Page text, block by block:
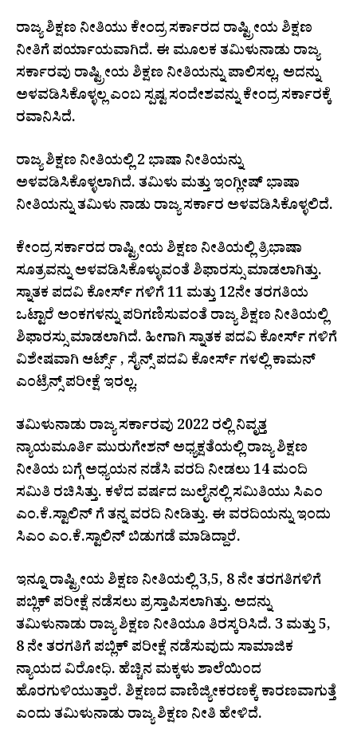
ರಾಜ್ಯ ಶಿಕ್ಷಣ ನೀತಿಯು ಕೇಂದ್ರ ಸರ್ಕಾರದ ರಾಷ್ಟ್ರೀಯ ಶಿಕ್ಷಣ
ನೀತಿಗೆ ಪರ್ಯಾಯವಾಗಿದೆ. ಈ ಮೂಲಕ ತಮಿಳುನಾಡು ರಾಜ್ಯ
ಸರ್ಕಾರವು ರಾಷ್ಟ್ರೀಯ ಶಿಕ್ಷಣ ನೀತಿಯನ್ನು ಪಾಲಿಸಲ್ಲ, ಅದನ್ನು
ಅಳವಡಿಸಿಕೊಳ್ಳಲ್ಲ ಎಂಬ ಸ್ಪಷ್ಟ ಸಂದೇಶವನ್ನು ಕೇಂದ್ರ ಸರ್ಕಾರಕ್ಕೆ
ರವಾನಿಸಿದೆ.
ರಾಜ್ಯ ಶಿಕ್ಷಣ ನೀತಿಯಲ್ಲಿ 2 ಭಾಷಾ ನೀತಿಯನ್ನು
ಅಳವಡಿಸಿಕೊಳ್ಳಲಾಗಿದೆ. ತಮಿಳು ಮತ್ತು ಇಂಗ್ಲೀಷ್ ಭಾಷಾ
ನೀತಿಯನ್ನು ತಮಿಳು ನಾಡು ರಾಜ್ಯ ಸರ್ಕಾರ ಅಳವಡಿಸಿಕೊಳ್ಳಲಿದೆ.
ಕೇಂದ್ರ ಸರ್ಕಾರದ ರಾಷ್ಟ್ರೀಯ ಶಿಕ್ಷಣ ನೀತಿಯಲ್ಲಿ ತ್ರಿಭಾಷಾ
ಸೂತ್ರವನ್ನು ಅಳವಡಿಸಿಕೊಳ್ಳುವಂತೆ ಶಿಫಾರಸ್ಸು ಮಾಡಲಾಗಿತ್ತು.
ಸ್ನಾತಕ ಪದವಿ ಕೋರ್ಸ್ ಗಳಿಗೆ 11 ಮತ್ತು 12ನೇ ತರಗತಿಯ
ಒಟ್ಟಾರೆ ಅಂಕಗಳನ್ನು ಪರಿಗಣಿಸುವಂತೆ ರಾಜ್ಯ ಶಿಕ್ಷಣ ನೀತಿಯಲ್ಲಿ
ಶಿಫಾರಸ್ಸು ಮಾಡಲಾಗಿದೆ. ಹೀಗಾಗಿ ಸ್ನಾತಕ ಪದವಿ ಕೋರ್ಸ್ ಗಳಿಗೆ
ವಿಶೇಷವಾಗಿ ಆರ್ಟ್ಸ್ , ಸೈನ್ಸ್ ಪದವಿ ಕೋರ್ಸ್ ಗಳಲ್ಲಿ ಕಾಮನ್
ಎಂಟ್ರೆನ್ಸ್ ಪರೀಕ್ಷೆ ಇರಲ್ಲ.
ತಮಿಳುನಾಡು ರಾಜ್ಯ ಸರ್ಕಾರವು 2022 ರಲ್ಲಿ ನಿವೃತ್ತ
ನ್ಯಾಯಮೂರ್ತಿ ಮುರುಗೇಶನ್ ಅಧ್ಯಕ್ಷತೆಯಲ್ಲಿ ರಾಜ್ಯ ಶಿಕ್ಷಣ
ನೀತಿಯ ಬಗ್ಗೆ ಅಧ್ಯಯನ ನಡೆಸಿ ವರದಿ ನೀಡಲು 14 ಮಂದಿ
ಸಮಿತಿ ರಚಿಸಿತ್ತು. ಕಳೆದ ವರ್ಷದ ಜುಲೈನಲ್ಲಿ ಸಮಿತಿಯು ಸಿಎಂ
ಎಂ.ಕೆ.ಸ್ಟಾಲಿನ್ ಗೆ ತನ್ನ ವರದಿ ನೀಡಿತ್ತು. ಈ ವರದಿಯನ್ನು ಇಂದು
ಸಿಎಂ ಎಂ.ಕೆ.ಸ್ಟಾಲಿನ್ ಬಿಡುಗಡೆ ಮಾಡಿದ್ದಾರೆ.
ಇನ್ನೂ ರಾಷ್ಟ್ರೀಯ ಶಿಕ್ಷಣ ನೀತಿಯಲ್ಲಿ 3,5, 8 ನೇ ತರಗತಿಗಳಿಗೆ
ಪಬ್ಲಿಕ್ ಪರೀಕ್ಷೆ ನಡೆಸಲು ಪ್ರಸ್ತಾಪಿಸಲಾಗಿತ್ತು. ಅದನ್ನು
ತಮಿಳುನಾಡು ರಾಜ್ಯ ಶಿಕ್ಷಣ ನೀತಿಯೂ ತಿರಸ್ಕರಿಸಿದೆ. 3 ಮತ್ತು 5,
8 ನೇ ತರಗತಿಗೆ ಪಬ್ಲಿಕ್ ಪರೀಕ್ಷೆ ನಡೆಸುವುದು ಸಾಮಾಜಿಕ
ನ್ಯಾಯದ ವಿರೋಧಿ. ಹೆಚ್ಚಿನ ಮಕ್ಕಳು ಶಾಲೆಯಿಂದ
ಹೊರಗುಳಿಯುತ್ತಾರೆ. ಶಿಕ್ಷಣದ ವಾಣಿಜ್ಯೀಕರಣಕ್ಕೆ ಕಾರಣವಾಗುತ್ತೆ
ಎಂದು ತಮಿಳುನಾಡು ರಾಜ್ಯ ಶಿಕ್ಷಣ ನೀತಿ ಹೇಳಿದೆ.